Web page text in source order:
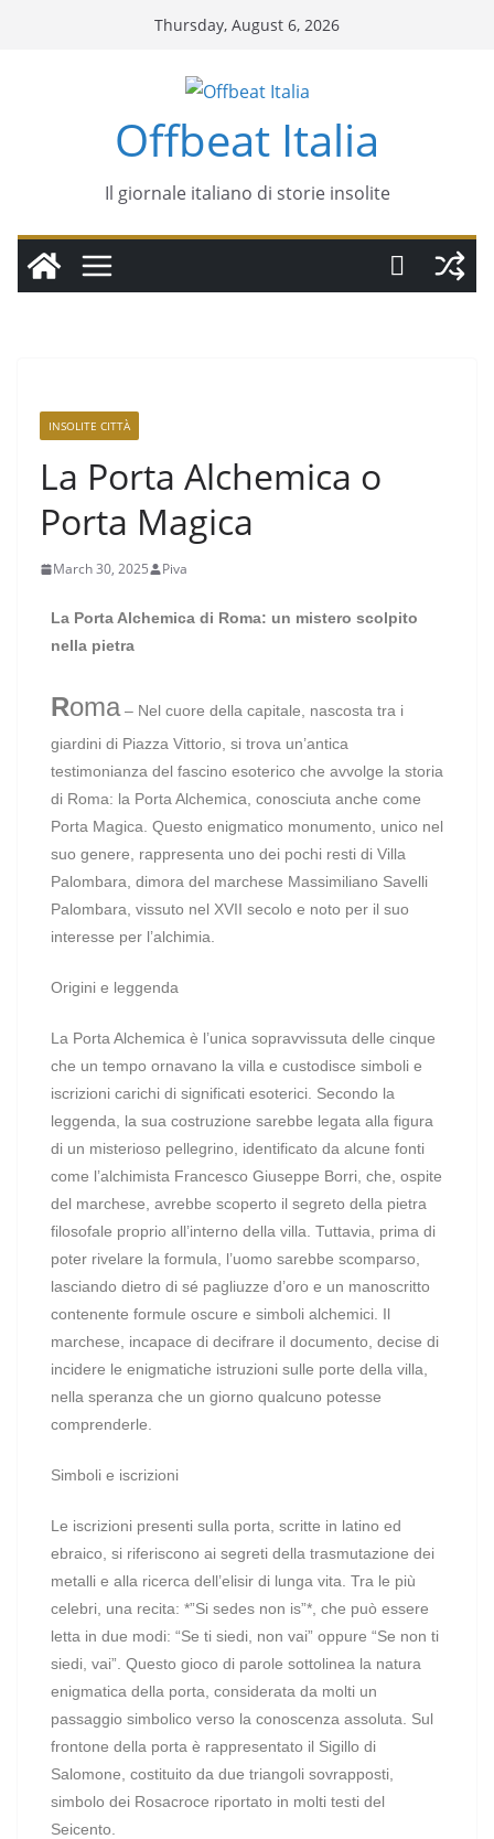
Thursday, August 6, 2026
Offbeat Italia
Il giornale italiano di storie insolite
INSOLITE CITTÀ
La Porta Alchemica o
Porta Magica
March 30, 2025 Piva
La Porta Alchemica di Roma: un mistero scolpito
nella pietra
Roma – Nel cuore della capitale, nascosta tra i
giardini di Piazza Vittorio, si trova un’antica
testimonianza del fascino esoterico che avvolge la storia
di Roma: la Porta Alchemica, conosciuta anche come
Porta Magica. Questo enigmatico monumento, unico nel
suo genere, rappresenta uno dei pochi resti di Villa
Palombara, dimora del marchese Massimiliano Savelli
Palombara, vissuto nel XVII secolo e noto per il suo
interesse per l’alchimia.
Origini e leggenda
La Porta Alchemica è l’unica sopravvissuta delle cinque
che un tempo ornavano la villa e custodisce simboli e
iscrizioni carichi di significati esoterici. Secondo la
leggenda, la sua costruzione sarebbe legata alla figura
di un misterioso pellegrino, identificato da alcune fonti
come l’alchimista Francesco Giuseppe Borri, che, ospite
del marchese, avrebbe scoperto il segreto della pietra
filosofale proprio all’interno della villa. Tuttavia, prima di
poter rivelare la formula, l’uomo sarebbe scomparso,
lasciando dietro di sé pagliuzze d’oro e un manoscritto
contenente formule oscure e simboli alchemici. Il
marchese, incapace di decifrare il documento, decise di
incidere le enigmatiche istruzioni sulle porte della villa,
nella speranza che un giorno qualcuno potesse
comprenderle.
Simboli e iscrizioni
Le iscrizioni presenti sulla porta, scritte in latino ed
ebraico, si riferiscono ai segreti della trasmutazione dei
metalli e alla ricerca dell’elisir di lunga vita. Tra le più
celebri, una recita: *”Si sedes non is”*, che può essere
letta in due modi: “Se ti siedi, non vai” oppure “Se non ti
siedi, vai”. Questo gioco di parole sottolinea la natura
enigmatica della porta, considerata da molti un
passaggio simbolico verso la conoscenza assoluta. Sul
frontone della porta è rappresentato il Sigillo di
Salomone, costituito da due triangoli sovrapposti,
simbolo dei Rosacroce riportato in molti testi del
Seicento.